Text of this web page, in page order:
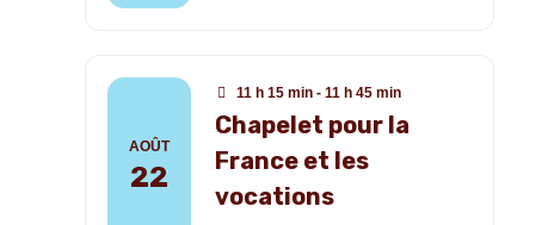
AOÛT
22
11 h 15 min - 11 h 45 min
Chapelet pour la
France et les
vocations